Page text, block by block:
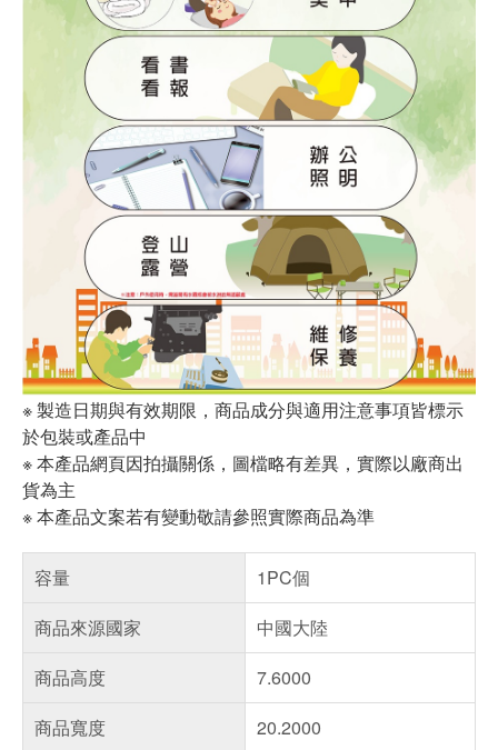
※ 製造日期與有效期限，商品成分與適用注意事項皆標示
於包裝或產品中
※ 本產品網頁因拍攝關係，圖檔略有差異，實際以廠商出
貨為主
※ 本產品文案若有變動敬請參照實際商品為準
容量
1PC個
商品來源國家
中國大陸
商品高度
7.6000
商品寬度
20.2000